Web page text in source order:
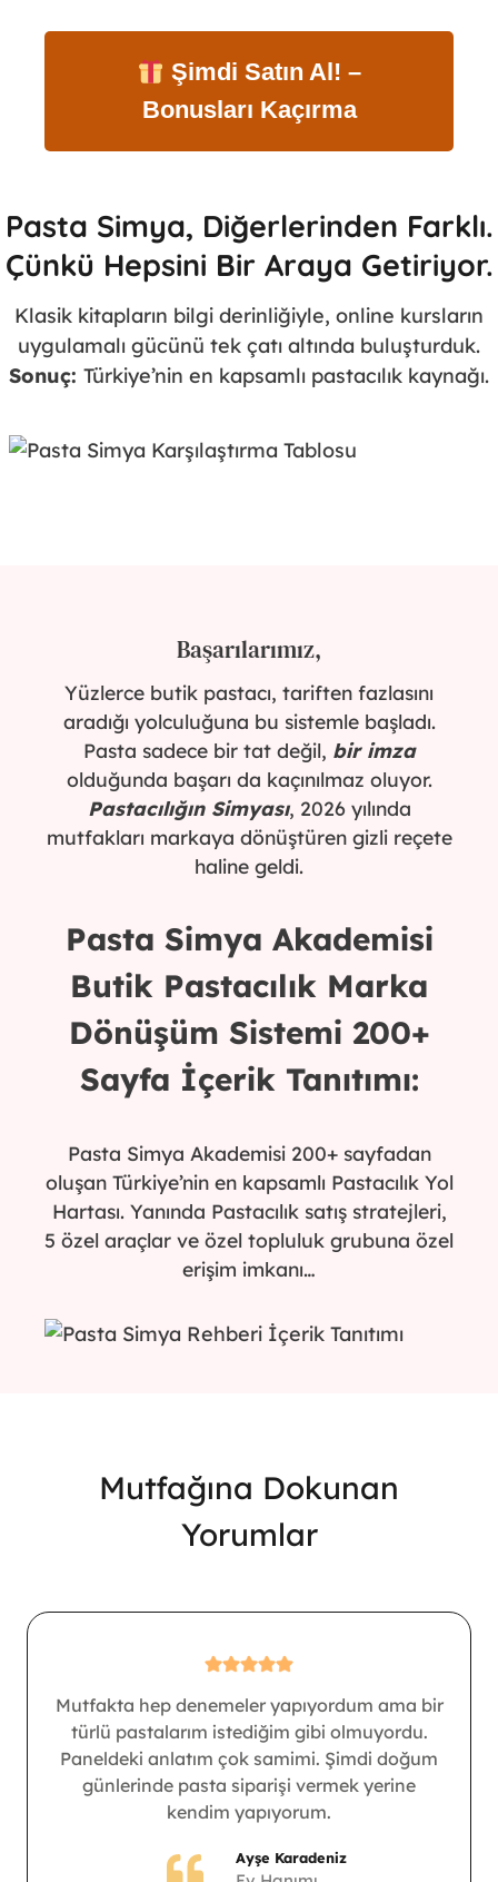
Şimdi Satın Al! –
Bonusları Kaçırma
Pasta Simya, Diğerlerinden Farklı.
Çünkü Hepsini Bir Araya Getiriyor.
Klasik kitapların bilgi derinliğiyle, online kursların
uygulamalı gücünü tek çatı altında buluşturduk.
Sonuç: Türkiye’nin en kapsamlı pastacılık kaynağı.
Başarılarımız,
Yüzlerce butik pastacı, tariften fazlasını
aradığı yolculuğuna bu sistemle başladı.
Pasta sadece bir tat değil, bir imza
olduğunda başarı da kaçınılmaz oluyor.
Pastacılığın Simyası, 2026 yılında
mutfakları markaya dönüştüren gizli reçete
haline geldi.
Pasta Simya Akademisi
Butik Pastacılık Marka
Dönüşüm Sistemi 200+
Sayfa İçerik Tanıtımı:
Pasta Simya Akademisi 200+ sayfadan
oluşan Türkiye’nin en kapsamlı Pastacılık Yol
Hartası. Yanında Pastacılık satış stratejleri,
5 özel araçlar ve özel topluluk grubuna özel
erişim imkanı…
Mutfağına Dokunan
Yorumlar
Mutfakta hep denemeler yapıyordum ama bir
türlü pastalarım istediğim gibi olmuyordu.
Paneldeki anlatım çok samimi. Şimdi doğum
günlerinde pasta siparişi vermek yerine
kendim yapıyorum.
Ayşe Karadeniz